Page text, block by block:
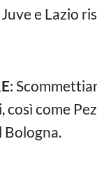
e Lazio
:
così come
Bologna.